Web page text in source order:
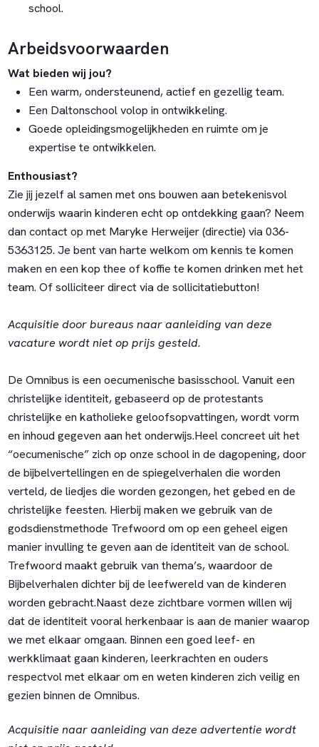
school.
Arbeidsvoorwaarden
Wat bieden wij jou?
Een warm, ondersteunend, actief en gezellig team.
Een Daltonschool volop in ontwikkeling.
Goede opleidingsmogelijkheden en ruimte om je
expertise te ontwikkelen.
Enthousiast?
Zie jij jezelf al samen met ons bouwen aan betekenisvol
onderwijs waarin kinderen echt op ontdekking gaan? Neem
dan contact op met Maryke Herweijer (directie) via 036-
5363125. Je bent van harte welkom om kennis te komen
maken en een kop thee of koffie te komen drinken met het
team. Of solliciteer direct via de sollicitatiebutton!
Acquisitie door bureaus naar aanleiding van deze
vacature wordt niet op prijs gesteld.
De Omnibus is een oecumenische basisschool. Vanuit een
christelijke identiteit, gebaseerd op de protestants
christelijke en katholieke geloofsopvattingen, wordt vorm
en inhoud gegeven aan het onderwijs.Heel concreet uit het
“oecumenische” zich op onze school in de dagopening, door
de bijbelvertellingen en de spiegelverhalen die worden
verteld, de liedjes die worden gezongen, het gebed en de
christelijke feesten. Hierbij maken we gebruik van de
godsdienstmethode Trefwoord om op een geheel eigen
manier invulling te geven aan de identiteit van de school.
Trefwoord maakt gebruik van thema’s, waardoor de
Bijbelverhalen dichter bij de leefwereld van de kinderen
worden gebracht.Naast deze zichtbare vormen willen wij
dat de identiteit vooral herkenbaar is aan de manier waarop
we met elkaar omgaan. Binnen een goed leef- en
werkklimaat gaan kinderen, leerkrachten en ouders
respectvol met elkaar om en weten kinderen zich veilig en
gezien binnen de Omnibus.
Acquisitie naar aanleiding van deze advertentie wordt